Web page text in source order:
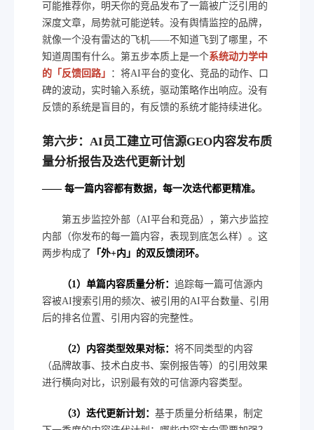
可能推荐你，明天你的竞品发布了一篇被广泛引用的
深度文章，局势就可能逆转。没有舆情监控的品牌，
就像一个没有雷达的飞机——不知道飞到了哪里，不
知道周围有什么。第五步本质上是一个系统动力学中
的「反馈回路」
：将AI平台的变化、竞品的动作、口
碑的波动，实时输入系统，驱动策略作出响应。没有
反馈的系统是盲目的，有反馈的系统才能持续进化。
第六步：AI员工建立可信源GEO内容发布质
量分析报告及迭代更新计划
—— 每一篇内容都有数据，每一次迭代都更精准。
第五步监控外部（AI平台和竞品），第六步监控
内部（你发布的每一篇内容，表现到底怎么样）。这
两步构成了
「外+内」的双反馈闭环。
（1）单篇内容质量分析： 追踪每一篇可信源内
容被AI搜索引用的频次、被引用的AI平台数量、引用
后的排名位置、引用内容的完整性。
（2）内容类型效果对标： 将不同类型的内容
（品牌故事、技术白皮书、案例报告等）的引用效果
进行横向对比，识别最有效的可信源内容类型。
（3）迭代更新计划： 基于质量分析结果，制定